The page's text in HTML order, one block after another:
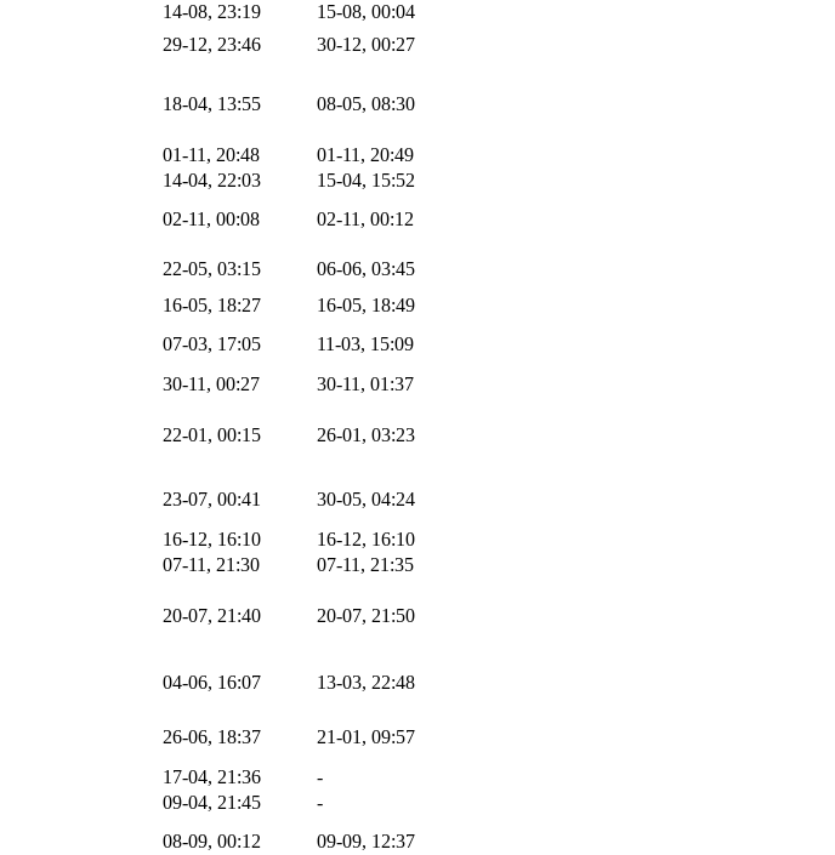
14-08, 23:19
15-08, 00:04
29-12, 23:46 30-12, 00:27
18-04, 13:55 08-05, 08:30
01-11, 20:48
01-11, 20:49
14-04, 22:03 15-04, 15:52
02-11, 00:08 02-11, 00:12
22-05, 03:15
06-06, 03:45
16-05, 18:27 16-05, 18:49
07-03, 17:05
11-03, 15:09
30-11, 00:27 30-11, 01:37
22-01, 00:15 26-01, 03:23
23-07, 00:41
30-05, 04:24
16-12, 16:10
16-12, 16:10
07-11, 21:30 07-11, 21:35
20-07, 21:40 20-07, 21:50
04-06, 16:07 13-03, 22:48
26-06, 18:37
21-01, 09:57
17-04, 21:36
-
09-04, 21:45 -
08-09, 00:12
09-09, 12:37